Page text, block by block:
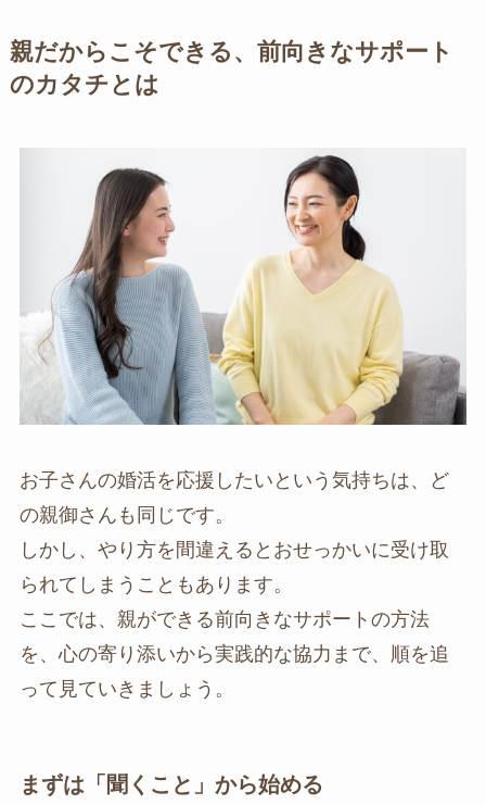
親だからこそできる、前向きなサポート
のカタチとは
お子さんの婚活を応援したいという気持ちは、ど
の親御さんも同じです。
しかし、やり方を間違えるとおせっかいに受け取
られてしまうこともあります。
ここでは、親ができる前向きなサポートの方法
を、心の寄り添いから実践的な協力まで、順を追
って見ていきましょう。
まずは「聞くこと」から始める